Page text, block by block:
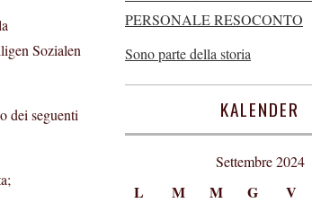
Sozialen
dei seguenti
PERSONALE RESOCONTO
Sono parte della storia
KALENDER
Settembre 2024
L M M G V